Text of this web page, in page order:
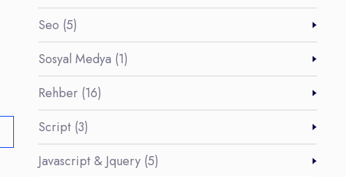
Seo (5)
Sosyal Medya (1)
Rehber (16)
Script (3)
Javascript & Jquery (5)